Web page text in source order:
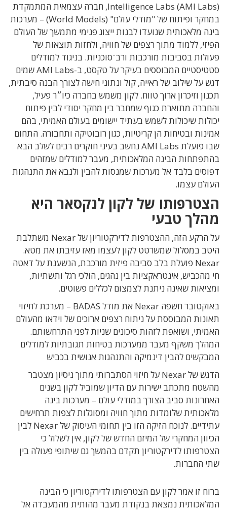
Intelligence Labs (AMI Labs), חברה עצמאית המתמקדת
במחקר ופיתוח של "מודלי עולם" (World Models) – מערכות
בינה מלאכותית שנועדו לבנות ייצוג פנימי מתמשך של העולם
הפיזי, ללמוד מתוך רצפים של חוויה, ולחזות תוצאות של
פעולות בסביבות מורכבות ורב־סוכניות. בניגוד למודלים
סטטיסטיים המבוססים בעיקר על טקסט, ב-AMI Labs שמים
דגש על שילוב של ראייה, קול ונתוני חישה לצורך הבנה סיבתית,
תכנון וזיכרון ארוך טווח. לקון משמש בחברה כיו״ר פעיל,
והחברה מתוארת כגוף שמחבר בין מחקר יסודי לבין פיתוח
יכולות שיכולות לשמש בעתיד יישומים בעולם האמיתי, בהם
אמינות ובטיחות הן קריטיות, כגון רובוטיקה ותחבורה. התחום
שבו פועלת AMI Labs נחשב בעיני חוקרים רבים לשלב הבא
בהתפתחות הבינה המלאכותית, מעבר למודלים שמזהים
דפוסים בלבד אל מערכות שמנסות להבין ולנבא את התנהגות
העולם עצמו.
הצטרפותו של לקון לנקסאר היא
מהלך טבעי
על הרקע הזה, ההצטרפות לדירקטוריון של Nexar משתלבת
היטב במסלול שמשרטט לקון לעצמו מאז עזיבתו את מטא.
Nexar פועלת בלב סביבה פיזית מורכבת, הנשענת על דאטה
חי מהכביש, אינטראקציות בין נהגים, הולכי רגל ותשתיות,
ומציאות שאינה ניתנת לצמצום לכללים פשוטים.
באוקטובר חשפה Nexar את מודל BADAS – מערכת לחיזוי
תאונות המבוססת על ניתוח רצפים ארוכים של וידאו מהעולם
האמיתי, ושואפת לזהות סיכונים שניות לפני התרחשותם.
המהלך משקף מעבר ממערכות בטיחות תגובתיות למודלים
המבקשים להבין דינמיקה והתנהגות אנושית בכביש
הדגש של Nexar על חיזוי הסתברותי מתוך ניסיון מצטבר
מהשטח מתכתב ישירות עם הדיון שמוביל לקון בשנים
האחרונות סביב הצורך במודלי עולם – מערכות בינה
מלאכותית שלומדות מתוך חוויה ומסוגלות לצפות תרחישים
עתידיים. לנוכח הזיקה הזו בין תחומי העיסוק של Nexar לבין
הכיוון המחקרי של המיזם החדש של לקון, אין לשלול כי
הצטרפותו לדירקטוריון תקדם בהמשך גם שיתופי פעולה בין
שתי החברות.
ברוח זו אמר לקון עם הצטרפותו לדירקטוריון כי הבינה
המלאכותית נמצאת בנקודת מעבר מהותית מהמעבדה אל